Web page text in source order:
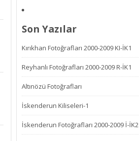
Son Yazılar
Kırıkhan Fotoğrafları 2000-2009 KI-İK1
Reyhanlı Fotoğrafları 2000-2009 R-İK1
Altınözü Fotoğrafları
İskenderun Kiliseleri-1
İskenderun Fotoğrafları 2000-2009 İ-İK2